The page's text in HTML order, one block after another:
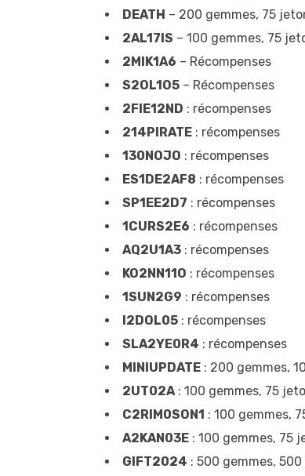
DEATH – 200 gemmes, 75
2AL17IS – 100 gemmes, 75
2MIK1A6 – Récompenses
S2OL1O5 – Récompenses
2FIE12ND : récompenses
214PIRATE : récompenses
130NOJO : récompenses
ES1DE2AF8 : récompenses
SP1EE2D7 : récompenses
1CURS2E6 : récompenses
AQ2U1A3 : récompenses
KO2NN11O : récompenses
1SUN2G9 : récompenses
I2DOL05 : récompenses
SLA2YE0R4 : récompenses
MINIUPDATE : 200 gemmes,
2UT02A: 100 gemmes, 75
C2RIM0SON1 : 100 gemmes,
A2KAN03E : 100 gemmes, 75
GIFT2024 : 500 gemmes,